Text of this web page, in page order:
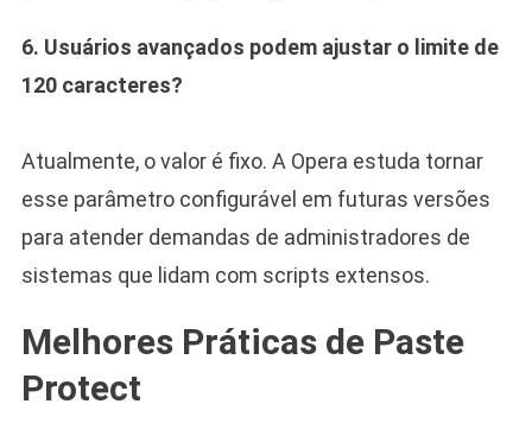
6. Usuários avançados podem ajustar o limite de
120 caracteres?
Atualmente, o valor é fixo. A Opera estuda tornar
esse parâmetro configurável em futuras versões
para atender demandas de administradores de
sistemas que lidam com scripts extensos.
Melhores Práticas de Paste
Protect